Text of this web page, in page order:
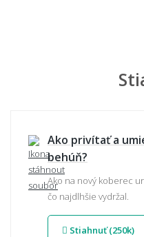
Ako privítať a
behúň?
Ako na nový koberec
čo najdlhšie vydržal.
Stiahnuť (250k)